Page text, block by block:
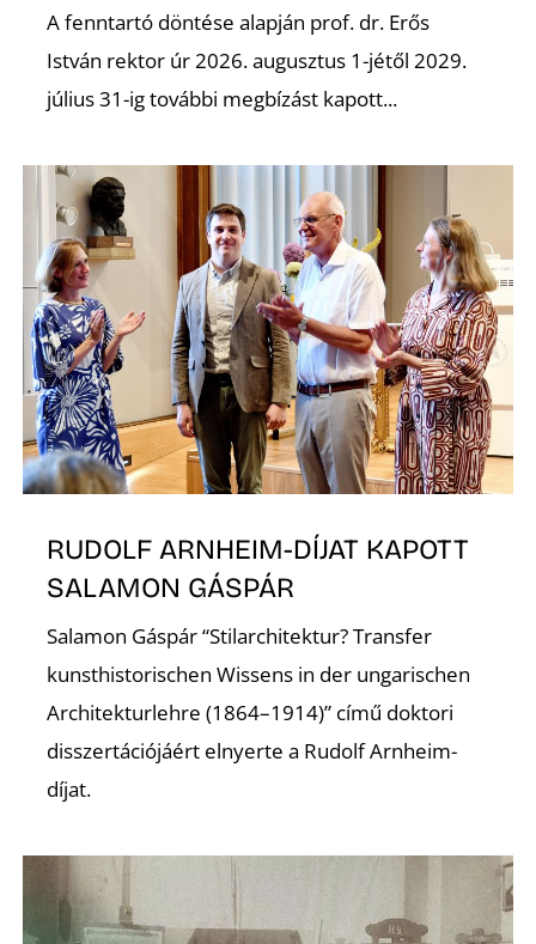
A fenntartó döntése alapján prof. dr. Erős
István rektor úr 2026. augusztus 1-jétől 2029.
július 31-ig további megbízást kapott...
RUDOLF ARNHEIM-DÍJAT KAPOTT
SALAMON GÁSPÁR
Salamon Gáspár “Stilarchitektur? Transfer
kunsthistorischen Wissens in der ungarischen
Architekturlehre (1864–1914)” című doktori
disszertációjáért elnyerte a Rudolf Arnheim-
díjat.